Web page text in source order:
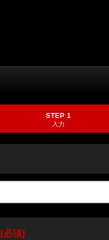
STEP 1
入力
[必須]